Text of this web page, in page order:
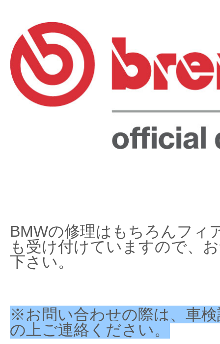
BMWの修理はもちろんフィ
も受け付けていますので、
下さい。
※お問い合わせの際は、車
の上ご連絡ください。